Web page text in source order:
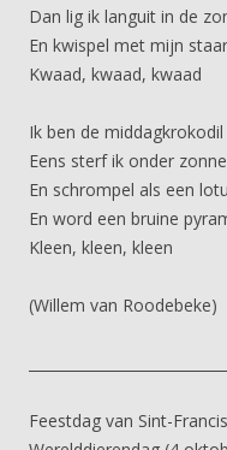
Dan lig ik languit in de
En kwispel met mijn
Kwaad, kwaad, kwaad
Ik ben de middagkrokodil
Eens sterf ik onder
En schrompel als een
En word een bruine
Kleen, kleen, kleen
(Willem van Roodebeke)
Feestdag van Sint-